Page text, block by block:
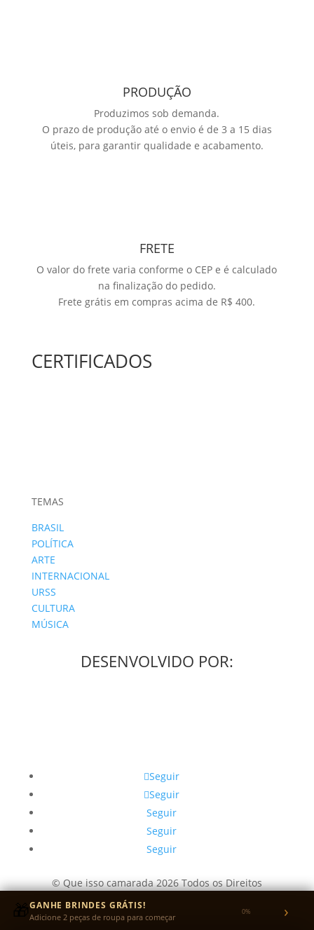
PRODUÇÃO
Produzimos sob demanda.
O prazo de produção até o envio é de 3 a 15 dias
úteis, para garantir qualidade e acabamento.
FRETE
O valor do frete varia conforme o CEP e é calculado
na finalização do pedido.
Frete grátis em compras acima de R$ 400.
CERTIFICADOS
TEMAS
BRASIL
POLÍTICA
ARTE
INTERNACIONAL
URSS
CULTURA
MÚSICA
DESENVOLVIDO POR:
Seguir
Seguir
Seguir
Seguir
Seguir
© Que isso camarada 2026 Todos os Direitos
Reservados.
CNPJ: 49.405.292/0001-31
🎁GANHE BRINDES GRÁTIS!
Adicione 2 peças de roupa para começar 0% ›